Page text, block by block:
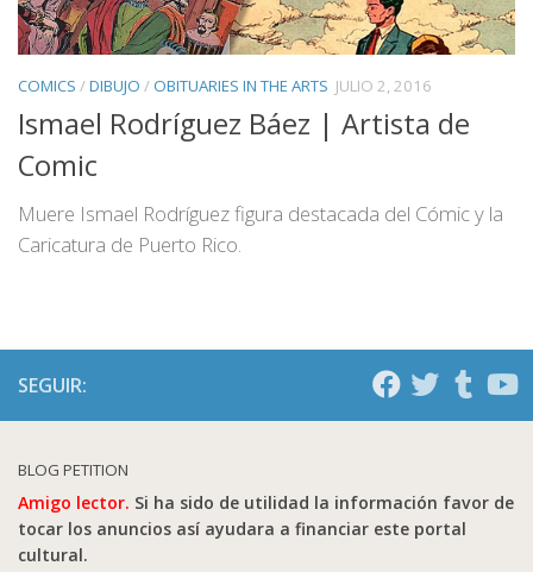
COMICS /DIBUJO / OBITUARIES IN THE ARTS JULIO 2, 2016
Ismael Rodríguez Báez | Artista de
Comic
Muere Ismael Rodríguez figura destacada del Cómic y la
Caricatura de Puerto Rico.
SEGUIR:
BLOG PETITION
Amigo lector. Si ha sido de utilidad la información favor de
tocar los anuncios así ayudara a financiar este portal
cultural.